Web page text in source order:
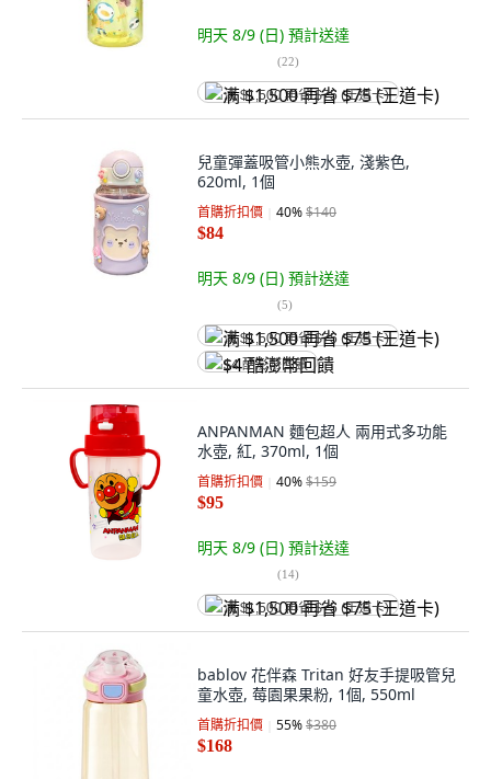
明天 8/9 (日) 預計送達
(22)
满 $1,500 再省 $75 (王道卡)
兒童彈蓋吸管小熊水壺, 淺紫色,
620ml, 1個
首購折扣價 40%$140
$84
明天 8/9 (日) 預計送達
(5)
满 $1,500 再省 $75 (王道卡)
$4 酷澎幣回饋
ANPANMAN 麵包超人 兩用式多功能
水壺, 紅, 370ml, 1個
首購折扣價 40%$159
$95
明天 8/9 (日) 預計送達
(14)
满 $1,500 再省 $75 (王道卡)
bablov 花伴森 Tritan 好友手提吸管兒
童水壺, 莓園果果粉, 1個, 550ml
首購折扣價 55%$380
$168